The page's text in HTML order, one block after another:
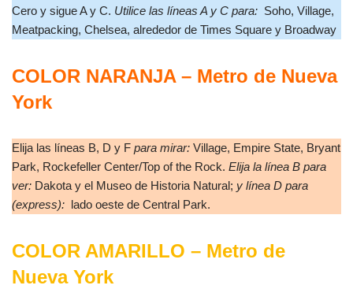
Cero y sigue A y C. Utilice las líneas A y C para: Soho, Village,
Meatpacking, Chelsea, alrededor de Times Square y Broadway
COLOR NARANJA– Metro de Nueva
York
Elija las líneas B, D y F para mirar: Village, Empire State, Bryant
Park, Rockefeller Center/Top of the Rock. Elija la línea B para
ver: Dakota y el Museo de Historia Natural; y línea D para
(express): lado oeste de Central Park.
COLOR AMARILLO – Metro de
Nueva York